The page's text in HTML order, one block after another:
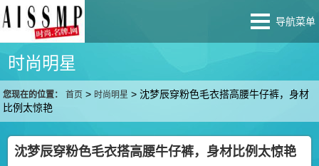
导航菜单
时尚明星
您现在的位置： 首页 > 时尚明星 >沈梦辰穿粉色毛衣搭高腰牛仔裤，身材
比例太惊艳
沈梦辰穿粉色毛衣搭高腰牛仔裤，身材比例太惊艳